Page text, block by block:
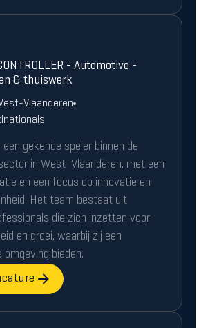
- Automotive -
& thuiswerk
Vlaanderen
gekende speler binnen de
in West-Vlaanderen, met een
en een focus op innovatie en
Het team bestaat uit
die zich inzetten voor
en groei, waarbij zij een
omgeving bieden.